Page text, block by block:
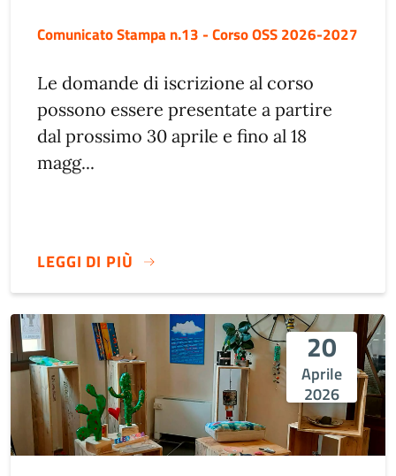
Comunicato Stampa n.13 - Corso OSS 2026-2027
Le domande di iscrizione al corso
possono essere presentate a partire
dal prossimo 30 aprile e fino al 18
magg...
LEGGI DI PIÙ
20
Aprile
2026